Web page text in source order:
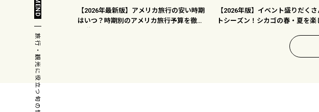
旅行・観光に役立つ旬の情報満載！
【2026年最新版】アメリカ旅行の安い時期
はいつ？時期別のアメリカ旅行予算を徹底
【2026年版】イベント盛りだく
トシーズン！シカゴの春・夏を楽